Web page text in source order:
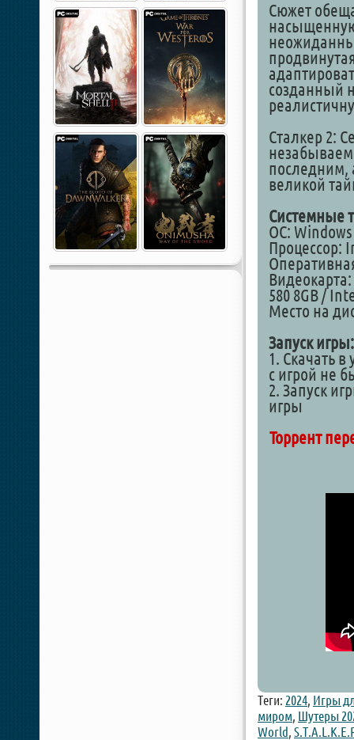
Сюжет
созданный
Сталкер 2:
последним,
великой
Системные
ОС: Windows
Процессор:
Видеокарта:
580 8GB /
Место на
Запуск игры:
1. Скачать
с игрой не
2. Запуск
игры
Торрент
Теги: 2024, Игры
миром, Шутеры
World,